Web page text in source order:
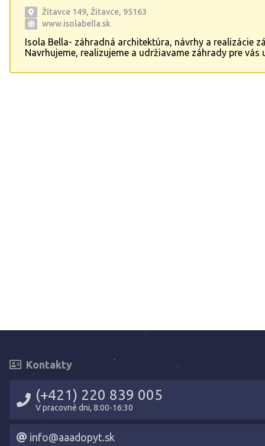
Žitavce 149, Žitavce, 95163
www.isolabella.sk
Isola Bella- záhradná architektúra, návrhy a realizácie
Navrhujeme, realizujeme a udržiavame záhrady pre vás
úplne novú záhradu, vieme vám pomôcť. Tešíme sa na
Kontakty
(+421) 220 839 005
V pracovné dni, 8:00-16:30
info@aaadopyt.sk